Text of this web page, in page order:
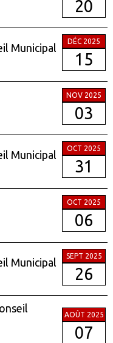
20
Municipal
DÉC 2025
15
NOV 2025
03
Municipal
OCT 2025
31
OCT 2025
06
Municipal
SEPT 2025
26
AOÛT 2025
07